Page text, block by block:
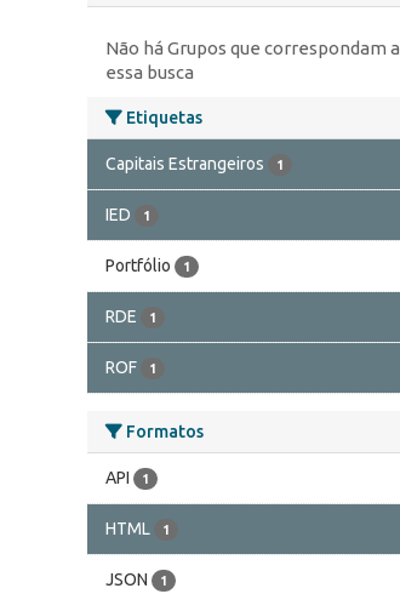
Não há Grupos que correspondam a
essa busca
Etiquetas
Capitais Estrangeiros 1
IED 1
Portfólio 1
RDE 1
ROF 1
Formatos
API 1
HTML 1
JSON 1